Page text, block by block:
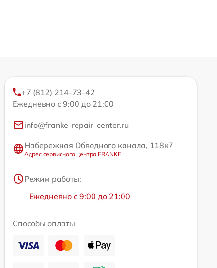
+7 (812) 214-73-42
Ежедневно с 9:00 до 21:00
info@franke-repair-center.ru
Набережная Обводного канала, 118к7
Адрес сервисного центра FRANKE
Режим работы:
Ежедневно с 9:00 до 21:00
Способы оплаты